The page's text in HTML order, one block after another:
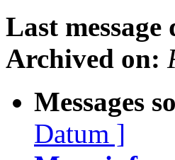
Last message
Archived on:
Messages
Datum ]